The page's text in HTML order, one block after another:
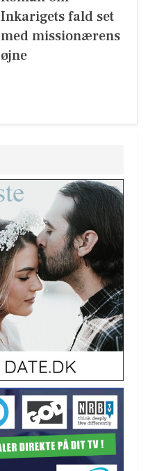
Inkarigets fald set
med missionærens
øjne